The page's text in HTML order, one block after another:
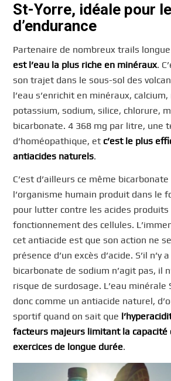
St-Yorre, idéale pour
d’endurance
Partenaire de nombreux trails
est l’eau la plus riche en minéraux.
son trajet dans le sous-sol des
l’eau s’enrichit en minéraux,
potassium, sodium, silice, chlorure,
bicarbonate. 4 368 mg par litre, une
d’homéopathique, et c’est le plus
antiacides naturels.
C’est d’ailleurs ce même
l’organisme humain produit dans le
pour lutter contre les acides produits
fonctionnement des cellules.
cet antiacide est que son action ne
présence d’un excès d’acide. S’il n’y
bicarbonate de sodium n’agit pas, il
risque de surdosage. L’eau
donc comme un antiacide naturel,
sportif quand on sait que
facteurs majeurs limitant la capacité
exercices de longue durée.